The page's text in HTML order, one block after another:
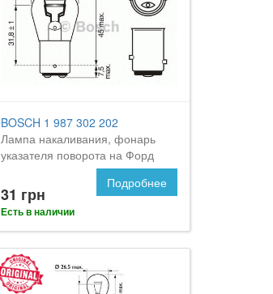
BOSCH 1 987 302 202
Лампа накаливания, фонарь
указателя поворота на Форд
31 грн
Есть в наличии
Подробнее